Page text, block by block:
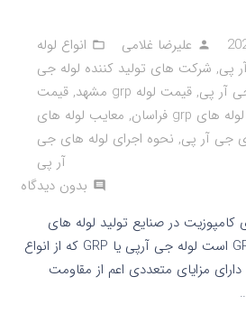
person علیرضا غلامی folder_open انواع لوله
پی, شرکت های تولید کننده لوله جی
آر پی,قیمت لوله grp مشهد ,قیمت
لوله های grp فراسان , معایب لوله های
جی آر پی, نحوه اجرای لوله های جی
آر پی
comment بدون دیدگاه
کامپوزیت در صنایع تولید لوله های
فایبرگلاس یا جی آر پی GRP است لوله جی آرپی یا GRP که از انواع
مزایای متعددی اعم از مقاومت